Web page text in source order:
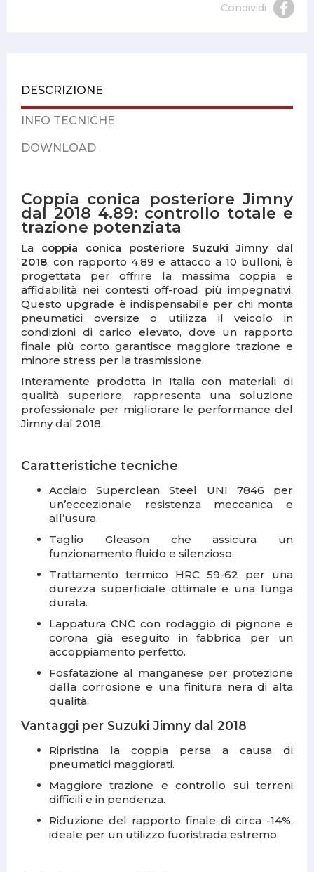
Condividi
DESCRIZIONE
INFO TECNICHE
DOWNLOAD
Coppia conica posteriore Jimny
dal 2018 4.89: controllo totale e
trazione potenziata
La coppia conica posteriore Suzuki Jimny dal
2018, con rapporto 4.89 e attacco a 10 bulloni, è
progettata per offrire la massima coppia e
affidabilità nei contesti off-road più impegnativi.
Questo upgrade è indispensabile per chi monta
pneumatici oversize o utilizza il veicolo in
condizioni di carico elevato, dove un rapporto
finale più corto garantisce maggiore trazione e
minore stress per la trasmissione.
Interamente prodotta in Italia con materiali di
qualità superiore, rappresenta una soluzione
professionale per migliorare le performance del
Jimny dal 2018.
Caratteristiche tecniche
Acciaio Superclean Steel UNI 7846 per
un’eccezionale resistenza meccanica e
all’usura.
Taglio Gleason che assicura un
funzionamento fluido e silenzioso.
Trattamento termico HRC 59-62 per una
durezza superficiale ottimale e una lunga
durata.
Lappatura CNC con rodaggio di pignone e
corona già eseguito in fabbrica per un
accoppiamento perfetto.
Fosfatazione al manganese per protezione
dalla corrosione e una finitura nera di alta
qualità.
Vantaggi per Suzuki Jimny dal 2018
Ripristina la coppia persa a causa di
pneumatici maggiorati.
Maggiore trazione e controllo sui terreni
difficili e in pendenza.
Riduzione del rapporto finale di circa -14%,
ideale per un utilizzo fuoristrada estremo.